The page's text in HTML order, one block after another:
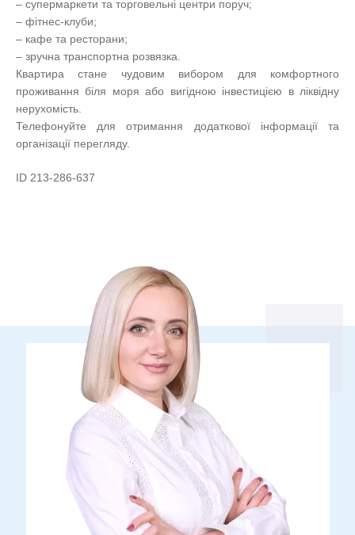
– супермаркети та торговельні центри поруч;
– фітнес-клуби;
– кафе та ресторани;
– зручна транспортна розвязка.
Квартира стане чудовим вибором для комфортного
проживання біля моря або вигідною інвестицією в ліквідну
нерухомість.
Телефонуйте для отримання додаткової інформації та
організації перегляду.
ID 213-286-637